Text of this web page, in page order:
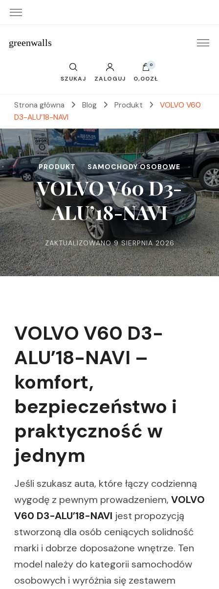
greenwalls
SZUKAJ ZALOGUJ
0
0,00ZŁ
Strona główna Blog Produkt
VOLVO V60
D3-ALU’18-NAVI
PRODUKT SAMOCHODY OSOBOWE
VOLVO V60 D3-
ALU’18-NAVI
ZAKTUALIZOWANO9 SIERPNIA 2026
VOLVO V60 D3-
ALU’18-NAVI –
komfort,
bezpieczeństwo i
praktyczność w
jednym
Jeśli szukasz auta, które łączy codzienną
wygodę z pewnym prowadzeniem, VOLVO
V60 D3-ALU’18-NAVI jest propozycją
stworzoną dla osób ceniących solidność
marki i dobrze doposażone wnętrze. Ten
model należy do kategorii samochodów
osobowych i wyróżnia się zestawem